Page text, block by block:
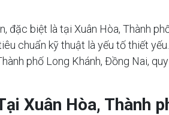
biệt là tại Xuân Hòa, Thành
chuẩn kỹ thuật là yếu tố thiết
phố Long Khánh, Đồng Nai,
Xuân Hòa, Thành